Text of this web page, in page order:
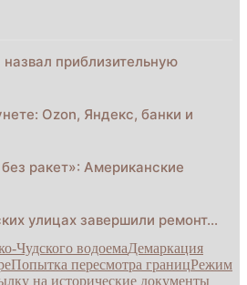
приблизительную
Ozon, Яндекс, банки и
ракет»: Американские
улицах завершили ремонт…
Чудского водоемаДемаркация
Попытка пересмотра границРежим
на исторические документы